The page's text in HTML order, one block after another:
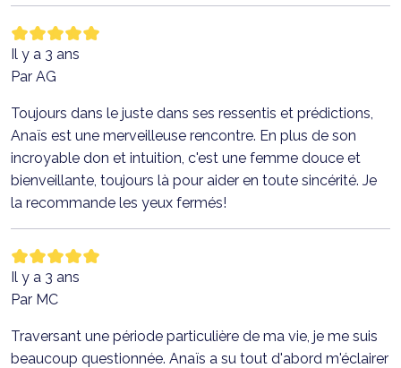
Il y a 3 ans
Par AG
Toujours dans le juste dans ses ressentis et prédictions,
Anaïs est une merveilleuse rencontre. En plus de son
incroyable don et intuition, c'est une femme douce et
bienveillante, toujours là pour aider en toute sincérité. Je
la recommande les yeux fermés!
Il y a 3 ans
Par MC
Traversant une période particulière de ma vie, je me suis
beaucoup questionnée. Anaïs a su tout d'abord m'éclairer